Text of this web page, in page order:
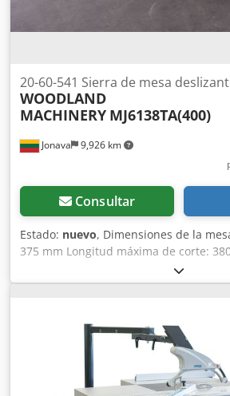
Jonava 9,926 km
20-60-541 Sierra de mesa
WOODLAND
MACHINERY MJ6138TA(400)
Consultar
Estado: nuevo, Dimensiones de la
375 mm Longitud máxima de corte:
corte entre la hoja de sierra y la guía:
de la hoja de sierra: 400 mm Altura de
Altura de corte (45°): 115 mm
principal: 30 mm Inclinación de la hoja
Motor principal: 5,5 kW Elevación de
arriba y hacia abajo, control eléctrico.
Dzujhuokr Diámetro de la hoja de